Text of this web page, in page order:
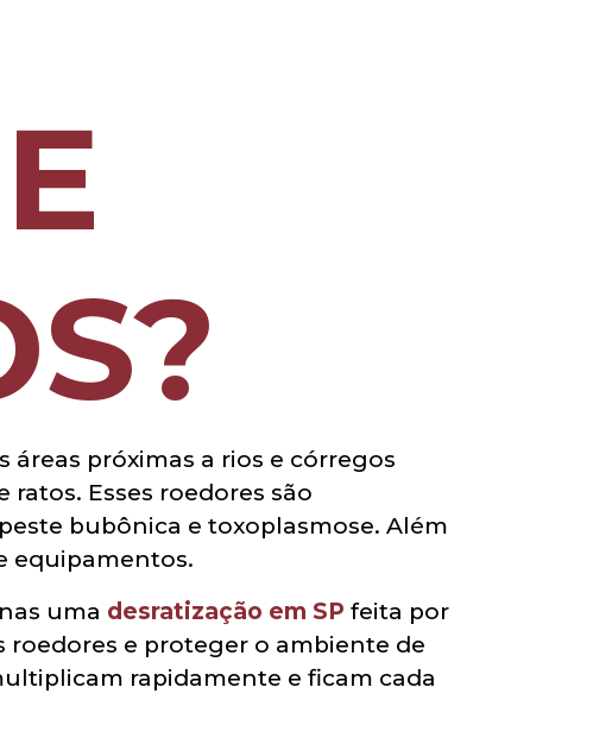
áreas próximas a rios e córregos
Esses roedores são
bubônica e toxoplasmose. Além
equipamentos.
uma desratização em SP feita por
roedores e proteger o ambiente de
rapidamente e ficam cada